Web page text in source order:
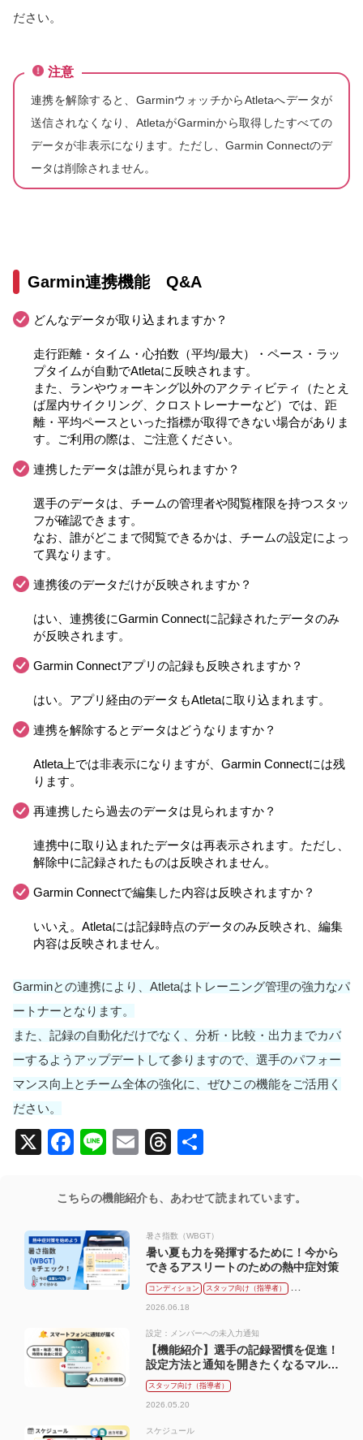
ださい。
注意
連携を解除すると、GarminウォッチからAtletaへデータが
送信されなくなり、AtletaがGarminから取得したすべての
データが非表示になります。ただし、Garmin Connectのデ
ータは削除されません。
Garmin連携機能 Q&A
どんなデータが取り込まれますか？
走行距離・タイム・心拍数（平均/最大）・ペース・ラッ
プタイムが自動でAtletaに反映されます。
また、ランやウォーキング以外のアクティビティ（たとえ
ば屋内サイクリング、クロストレーナーなど）では、距
離・平均ペースといった指標が取得できない場合がありま
す。ご利用の際は、ご注意ください。
連携したデータは誰が見られますか？
選手のデータは、チームの管理者や閲覧権限を持つスタッ
フが確認できます。
なお、誰がどこまで閲覧できるかは、チームの設定によっ
て異なります。
連携後のデータだけが反映されますか？
はい、連携後にGarmin Connectに記録されたデータのみ
が反映されます。
Garmin Connectアプリの記録も反映されますか？
はい。アプリ経由のデータもAtletaに取り込まれます。
連携を解除するとデータはどうなりますか？
Atleta上では非表示になりますが、Garmin Connectには残
ります。
再連携したら過去のデータは見られますか？
連携中に取り込まれたデータは再表示されます。ただし、
解除中に記録されたものは反映されません。
Garmin Connectで編集した内容は反映されますか？
いいえ。Atletaには記録時点のデータのみ反映され、編集
内容は反映されません。
Garminとの連携により、Atletaはトレーニング管理の強力なパ
ートナーとなります。
また、記録の自動化だけでなく、分析・比較・出力までカバ
ーするようアップデートして参りますので、選手のパフォー
マンス向上とチーム全体の強化に、ぜひこの機能をご活用く
ださい。
X Facebook
LineEmailThreads
こちらの機能紹介も、あわせて読まれています。
暑さ指数（WBGT）
暑い夏も力を発揮するために！今から
できるアスリートのための熱中症対策
コンディション
スタッフ向け（指導者）
メンバー向け（選手）
2026.06.18
設定：メンバーへの未入力通知
【機能紹介】選手の記録習慣を促進！
設定方法と通知を開きたくなるマル秘
テクニック
スタッフ向け（指導者）
2026.05.20
スケジュール